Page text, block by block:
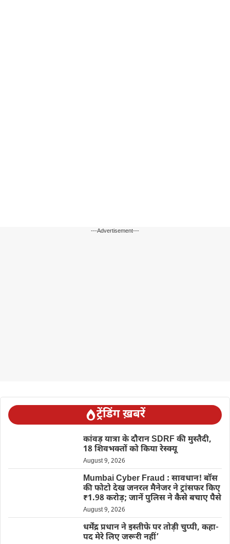
---Advertisement---
ट्रेंडिंग ख़बरें
कांवड़ यात्रा के दौरान SDRF की मुस्तैदी,
18 शिवभक्तों को किया रेस्क्यू
August 9, 2026
Mumbai Cyber Fraud : सावधान! बॉस
की फोटो देख जनरल मैनेजर ने ट्रांसफर किए
₹1.98 करोड़; जानें पुलिस ने कैसे बचाए पैसे
August 9, 2026
धर्मेंद्र प्रधान ने इस्तीफे पर तोड़ी चुप्पी, कहा-
पद मेरे लिए जरूरी नहीं’